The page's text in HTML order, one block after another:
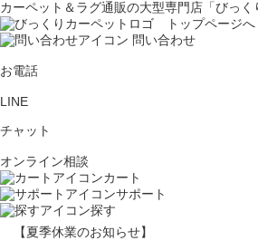
カーペット＆ラグ通販の大型専門店「びっく
問い合わせ
お電話
LINE
チャット
オンライン相談
カート
サポート
探す
【夏季休業のお知らせ】